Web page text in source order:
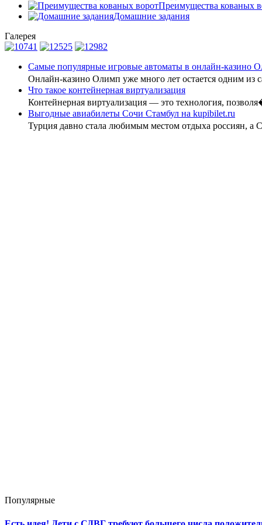
Преимущества кованых
Домашние задания
Галерея
Самые популярные игровые автоматы в онлайн-казино
Онлайн-казино Олимп уже много лет остается одним из
Что такое контейнерная виртуализация
Контейнерная виртуализация — это технология,
Выгодные авиабилеты Сочи Стамбул на kupibilet.ru
Турция давно стала любимым местом отдыха россиян, а
Популярные